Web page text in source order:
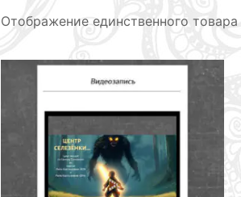
Отображение единственного товара